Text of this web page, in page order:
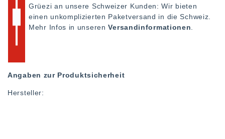
Grüezi an unsere Schweizer Kunden: Wir bieten
einen unkomplizierten Paketversand in die Schweiz.
Mehr Infos in unserenVersandinformationen
Angaben zur Produktsicherheit
Hersteller: